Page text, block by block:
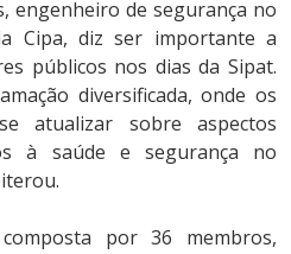
engenheiro de segurança no
Cipa, diz ser importante a
públicos nos dias da Sipat.
diversificada, onde os
atualizar sobre aspectos
à saúde e segurança no
por 36 membros,